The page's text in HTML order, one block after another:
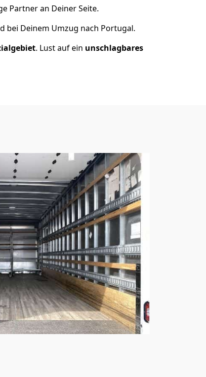
Partner an Deiner Seite.
bei Deinem Umzug nach Portugal.
. Lust auf ein unschlagbares